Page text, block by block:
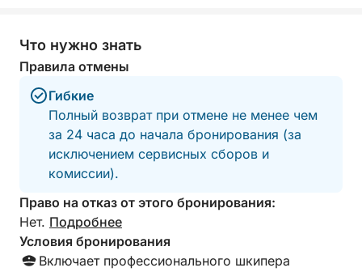
включая коктейли, вино и закуски, которыми
можно насладиться, отдыхая в затененных или
солнечных местах.
Этот 4-часовой круиз с одной спокойной
остановкой для купания и плавным маршрутом
вдоль самого живописного побережья Кипра
идеально подходит для тех, кто хочет
насладиться морем без обязательств на целый
день. Это живописный, расслабляющий и легкий
способ открыть для себя прибрежное
волшебство Пафоса.
Что нужно знать
Правила отмены
Гибкие
Полный возврат при отмене не менее чем
за 24 часа до начала бронирования (за
исключением сервисных сборов и
комиссии).
Право на отказ от этого бронирования:
Нет. Подробнее
Условия бронирования
Включает профессионального шкипера